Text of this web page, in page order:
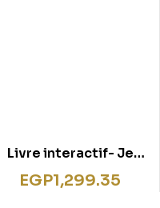
Livre interactif- Je
découvre les pompiers
EGP1,299.35